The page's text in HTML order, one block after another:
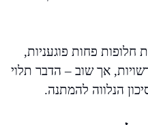
חלופות פחות פוגעניות,
אך שוב – הדבר תלוי
הנלווה להמתנה.